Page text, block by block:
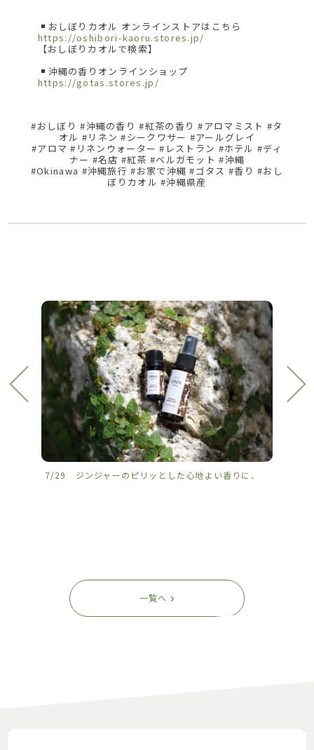
おしぼりカオル オンラインストアはこちら
https://oshibori-kaoru.stores.jp/
【おしぼりカオルで検索】
沖縄の香りオンラインショップ
https://gotas.stores.jp/
#おしぼり #沖縄の香り #紅茶の香り #アロマミスト #タ
オル #リネン #シークワサー #アールグレイ
#アロマ #リネンウォーター #レストラン #ホテル #ディ
ナー #名店 #紅茶 #ベルガモット #沖縄
#Okinawa #沖縄旅行 #お家で沖縄 #ゴタス #香り #おし
ぼりカオル #沖縄県産
7/29 ジンジャーのピリッとした心地よい香りに、
一覧へ